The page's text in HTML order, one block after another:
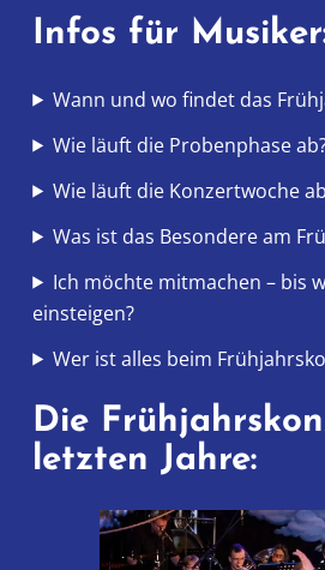
Infos für
Wann und wo findet das
Wie läuft die Probenphase
Wie läuft die Konzertwoche
Was ist das Besondere am
Ich möchte mitmachen – bis
einsteigen?
Wer ist alles beim
Die
letzten Jahre: